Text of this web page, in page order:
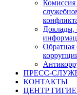
Доклады,
Обратная
ПРЕСС-
КОНТАКТЫ
ЦЕНТР